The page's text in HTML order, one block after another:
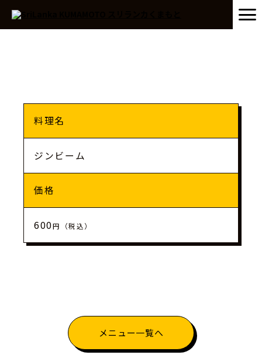
料理名
ジンビーム
価格
600円（税込）
メニュー一覧へ